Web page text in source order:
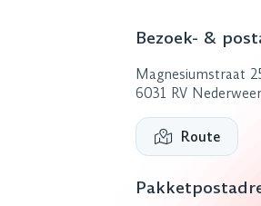
Bezoek- &
Magnesiumstraat
6031 RV
Route